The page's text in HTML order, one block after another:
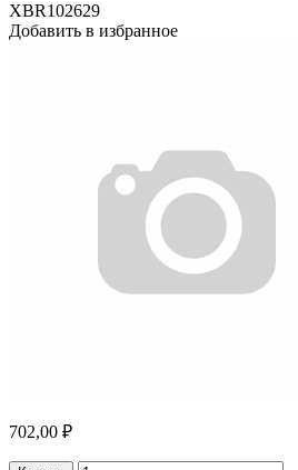
XBR102629
Добавить в избранное
702,00 ₽